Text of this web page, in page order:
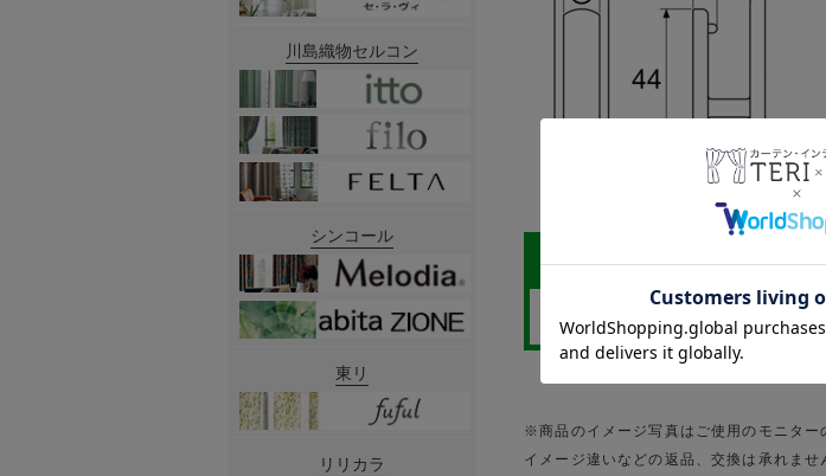
※商品のイメージ写真はご使用のモニター
イメージ違いなどの返品、交換は承れま
川島織物セルコン
シンコール
東リ
リリカラ